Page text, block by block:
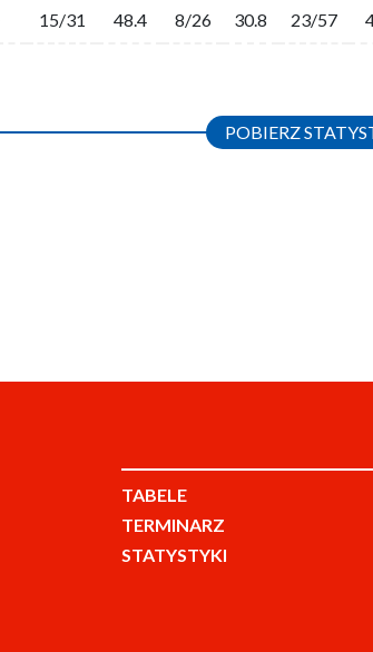
15/31 48.4 8/26 30.8 23/57
POBIERZ
TABELE
TERMINARZ
STATYSTYKI